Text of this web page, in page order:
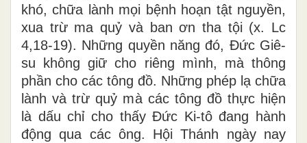
khó, chữa lành mọi bệnh hoạn tật nguyền,
xua trừma quỷ vàbanơn tha tội (x. Lc
4,18-19). Những quyền năngđó, Đức Giê-
su không giữ cho riêng mình, màthông
phần cho các tông đồ. Những phép lạ chữa
lành và trừ quỷ màcác tông đồthực hiện
là dấu chỉcho thấyĐức Ki-tô đang hành
động qua các ông. Hội Thánh ngày nay